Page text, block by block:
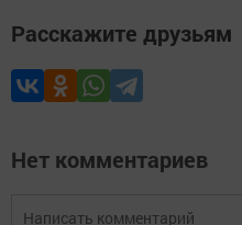
Расскажите друзьям
Нет комментариев